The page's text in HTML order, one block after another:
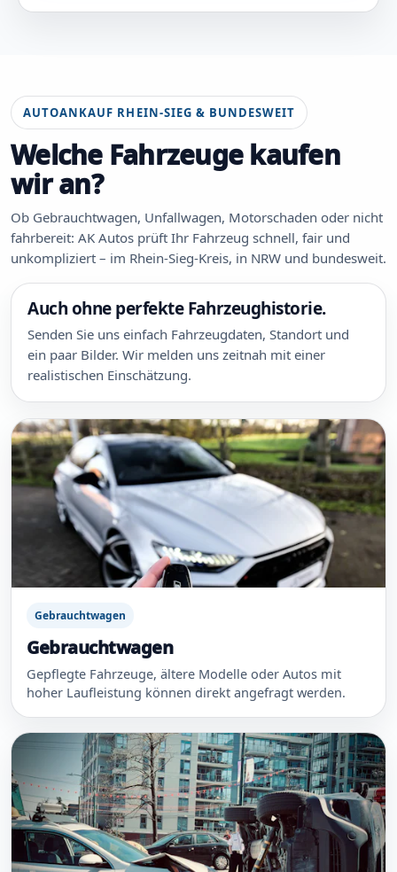
AUTOANKAUF RHEIN-SIEG & BUNDESWEIT
Welche Fahrzeuge kaufen
wir an?
Ob Gebrauchtwagen, Unfallwagen, Motorschaden oder nicht
fahrbereit: AK Autos prüft Ihr Fahrzeug schnell, fair und
unkompliziert – im Rhein-Sieg-Kreis, in NRW und bundesweit.
Auch ohne perfekte Fahrzeughistorie.
Senden Sie uns einfach Fahrzeugdaten, Standort und
ein paar Bilder. Wir melden uns zeitnah mit einer
realistischen Einschätzung.
Gebrauchtwagen
Gebrauchtwagen
Gepflegte Fahrzeuge, ältere Modelle oder Autos mit
hoher Laufleistung können direkt angefragt werden.